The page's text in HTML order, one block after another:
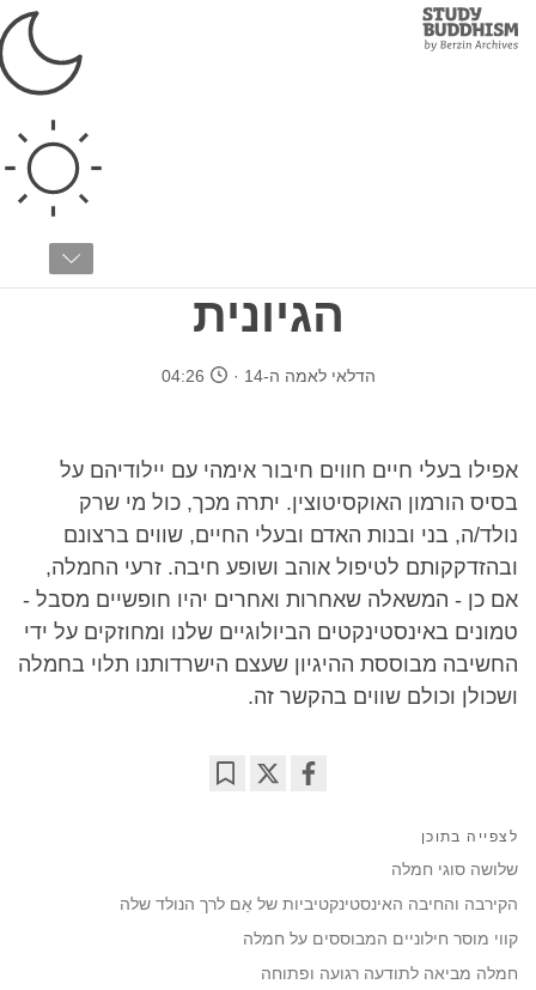
Study
Buddhism
חמלה המבוססת על
הגיונית
הדלאי לאמה ה-14 04:26
אפילו בעלי חיים חווים חיבור אימהי עם יילודיהם על
בסיס הורמון האוקסיטוצין. יתרה מכך, כול מי שרק
נולד/ה, בני ובנות האדם ובעלי החיים, שווים ברצונם
ובהזדקקותם לטיפול אוהב ושופע חיבה. זרעי החמלה,
אם כן - המשאלה שאחרות ואחרים יהיו חופשיים מסבל -
טמונים באינסטינקטים הביולוגיים שלנו ומחוזקים על ידי
החשיבה מבוססת ההיגיון שעצם הישרדותנו תלוי בחמלה
ושכולן וכולם שווים בהקשר זה.
לצפייה בתוכן
שלושה סוגי חמלה
הקירבה והחיבה האינסטינקטיביות של אֵם לרך הנולד שלה
קווי מוסר חילוניים המבוססים על חמלה
חמלה מביאה לתודעה רגועה ופתוחה